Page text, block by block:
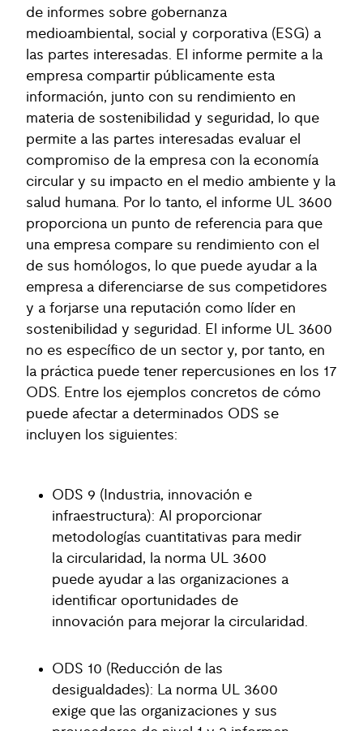
de informes sobre gobernanza
medioambiental, social y corporativa (ESG) a
las partes interesadas. El informe permite a la
empresa compartir públicamente esta
información, junto con su rendimiento en
materia de sostenibilidad y seguridad, lo que
permite a las partes interesadas evaluar el
compromiso de la empresa con la economía
circular y su impacto en el medio ambiente y la
salud humana. Por lo tanto, el informe UL 3600
proporciona un punto de referencia para que
una empresa compare su rendimiento con el
de sus homólogos, lo que puede ayudar a la
empresa a diferenciarse de sus competidores
y a forjarse una reputación como líder en
sostenibilidad y seguridad. El informe UL 3600
no es específico de un sector y, por tanto, en
la práctica puede tener repercusiones en los 17
ODS. Entre los ejemplos concretos de cómo
puede afectar a determinados ODS se
incluyen los siguientes:
ODS 9 (Industria, innovación e
infraestructura): Al proporcionar
metodologías cuantitativas para medir
la circularidad, la norma UL 3600
puede ayudar a las organizaciones a
identificar oportunidades de
innovación para mejorar la circularidad.
ODS 10 (Reducción de las
desigualdades): La norma UL 3600
exige que las organizaciones y sus